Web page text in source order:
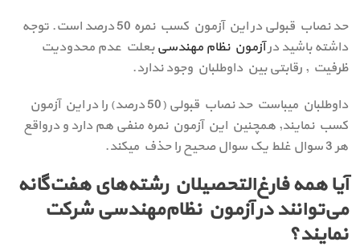
حد نصاب قبولی در این آزمون کسب نمره 50 درصد است. توجه
داشته باشید درآزمون نظام مهندسیبعلت عدم محدودیت
ظرفیت , رقابتی بین داوطلبان وجود ندارد.
داوطلبان میباست حد نصاب قبولی (50 درصد) را در این آزمون
کسب نمایند, همچنین این آزمون نمره منفی هم دارد و درواقع
هر 3 سوال غلط یک سوال صحیح را حذف میکند.
آیا همه فارغ‌التحصیلان رشته‌های هفت‌گانه
می‌توانند در آزمون نظام‌مهندسی شرکت
نمایند؟